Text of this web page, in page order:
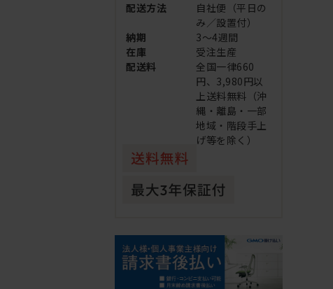
配送方法
自社便（平日の
み／設置付）
納期
3～4週間
在庫
受注生産
配送料
全国一律660
円、3,980円以
上送料無料（沖
縄・離島・一部
地域・階段手上
げ等を除く）